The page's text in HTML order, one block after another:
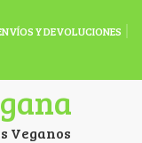
Y DEVOLUCIONES
Veganos